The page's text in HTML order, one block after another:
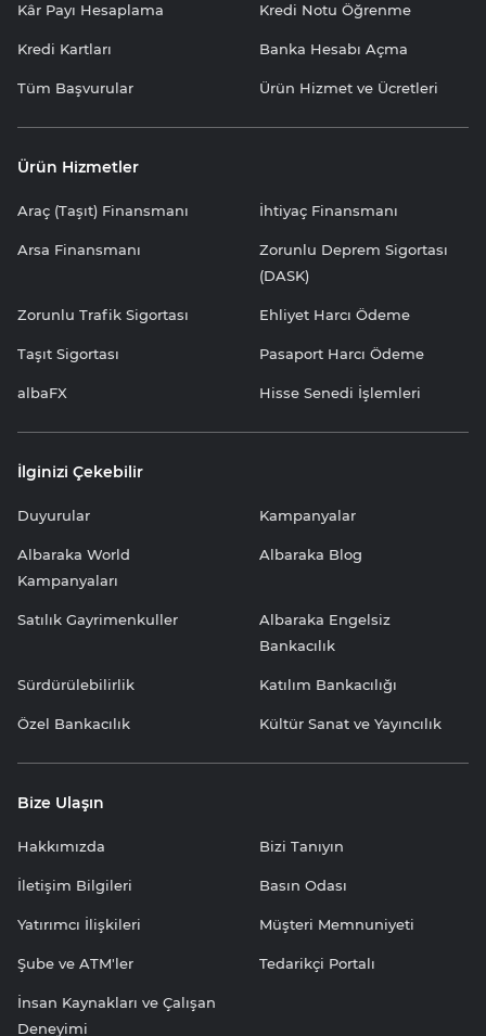
Kâr Payı Hesaplama Kredi Notu Öğrenme
Kredi Kartları Banka Hesabı Açma
Tüm Başvurular Ürün Hizmet ve Ücretleri
Ürün Hizmetler
Araç (Taşıt) Finansmanı İhtiyaç Finansmanı
Arsa Finansmanı
Zorunlu Deprem Sigortası
(DASK)
Zorunlu Trafik Sigortası Ehliyet Harcı Ödeme
Taşıt Sigortası Pasaport Harcı Ödeme
albaFX Hisse Senedi İşlemleri
İlginizi Çekebilir
Duyurular Kampanyalar
Albaraka World
Kampanyaları
Albaraka Blog
Satılık Gayrimenkuller
Albaraka Engelsiz
Bankacılık
Sürdürülebilirlik Katılım Bankacılığı
Özel Bankacılık Kültür Sanat ve Yayıncılık
Bize Ulaşın
Hakkımızda Bizi Tanıyın
İletişim Bilgileri Basın Odası
Yatırımcı İlişkileri Müşteri Memnuniyeti
Şube ve ATM'ler Tedarikçi Portalı
İnsan Kaynakları ve Çalışan
Deneyimi